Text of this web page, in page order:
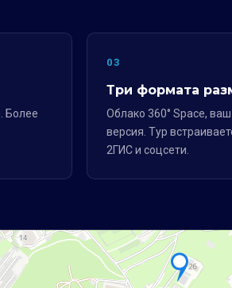
Более
03
Три формата
Облако 360° Space,
версия. Тур
2ГИС и соцсети.